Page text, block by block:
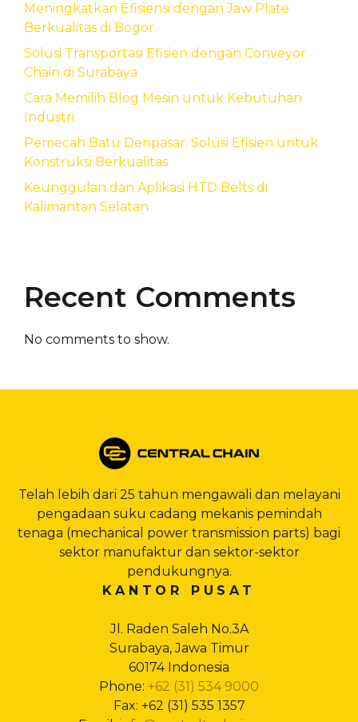
Meningkatkan Efisiensi dengan Jaw Plate
Berkualitas di Bogor
Solusi Transportasi Efisien dengan Conveyor
Chain di Surabaya
Cara Memilih Blog Mesin untuk Kebutuhan
Industri
Pemecah Batu Denpasar: Solusi Efisien untuk
Konstruksi Berkualitas
Keunggulan dan Aplikasi HTD Belts di
Kalimantan Selatan
Recent Comments
No comments to show.
Telah lebih dari 25 tahun mengawali dan melayani
pengadaan suku cadang mekanis pemindah
tenaga (mechanical power transmission parts) bagi
sektor manufaktur dan sektor-sektor
pendukungnya.
KANTOR PUSAT
Jl. Raden Saleh No.3A
Surabaya, Jawa Timur
60174 Indonesia
Phone: +62 (31) 534 9000
Fax: +62 (31) 535 1357